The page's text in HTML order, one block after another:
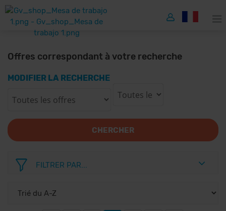
Offres correspondant à votre recherche
MODIFIER LA RECHERCHE
CHERCHER
FILTRER PAR...